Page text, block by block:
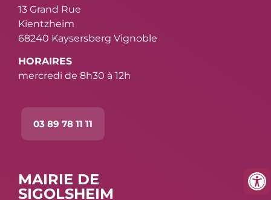
13 Grand Rue
Kientzheim
68240 Kaysersberg Vignoble
HORAIRES
mercredi de 8h30 à 12h
03 89 78 11 11
MAIRIE DE
SIGOLSHEIM